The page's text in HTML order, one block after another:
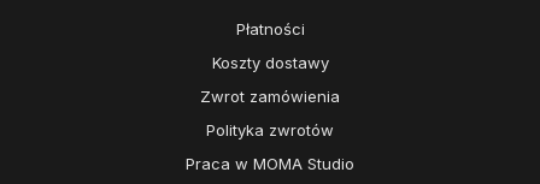
Płatności
Koszty dostawy
Zwrot zamówienia
Polityka zwrotów
Praca w MOMA Studio